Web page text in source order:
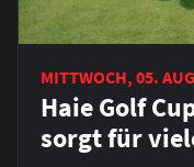
MITTWOCH, 05.
Haie Golf
sorgt für